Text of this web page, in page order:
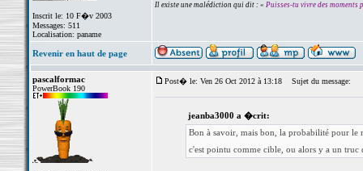
Inscrit le: 10 F�v 2003
Messages: 511
Localisation: paname
Il existe une malédiction qui dit : « Puisses-tu vivre des moments
Revenir en haut de page
pascalformac
PowerBook 190
Post� le: Ven 26 Oct 2012 à 13:18 Sujet du message:
jeanba3000 a �crit:
Bon à savoir, mais bon, la probabilité pour le
c'est pointu comme cible, ou alors y a un truc